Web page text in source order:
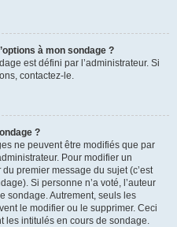
à mon sondage ?
est défini par l’administrateur. Si
contactez-le.
?
ne peuvent être modifiés que par
Pour modifier un
du premier message du sujet (c’est
Si personne n’a voté, l’auteur
sondage. Autrement, seuls les
le modifier ou le supprimer. Ceci
les intitulés en cours de sondage.